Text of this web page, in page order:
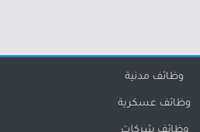
وظائف مدنية
وظائف عسكرية